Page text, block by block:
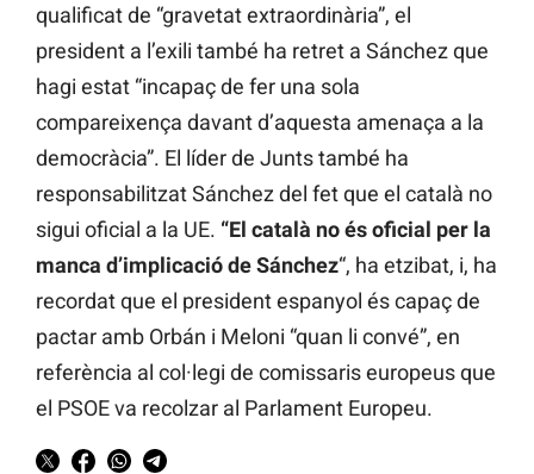
qualificat de “gravetat extraordinària”, el
president a l’exili també ha retret a Sánchez que
hagi estat “incapaç de fer una sola
compareixença davant d’aquesta amenaça a la
democràcia”. El líder de Junts també ha
responsabilitzat Sánchez del fet que el català no
sigui oficial a la UE. “El català no és oficial per la
manca d’implicació de Sánchez“, ha etzibat, i, ha
recordat que el president espanyol és capaç de
pactar amb Orbán i Meloni “quan li convé”, en
referència al col·legi de comissaris europeus que
el PSOE va recolzar al Parlament Europeu.